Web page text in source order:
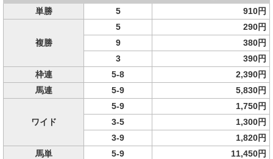
単勝 5 910円
複勝
5
290円
9
380円
3
390円
枠連
5-8
2,390円
馬連
5-9 5,830円
ワイド
5-9
1,750円
3-5
1,300円
3-9
1,820円
馬単
5-9
11,450円